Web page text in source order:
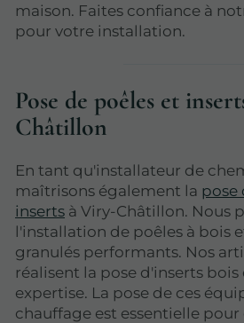
maison. Faites confiance à
pour votre installation.
Pose de poêles et
Châtillon
En tant qu'installateur de
maîtrisons également la pose
inserts à Viry-Châtillon. Nous
l'installation de poêles à bois
granulés performants. Nos
réalisent la pose d'inserts bois
expertise. La pose de ces
chauffage est essentielle